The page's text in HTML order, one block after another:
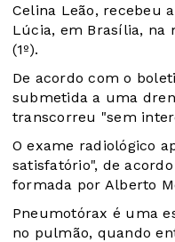
Celina Leão, recebeu
Lúcia, em Brasília, na
(1º).
De acordo com o
submetida a uma
transcorreu "sem
O exame radiológico
satisfatório", de
formada por Alberto
Pneumotórax é uma
no pulmão, quando